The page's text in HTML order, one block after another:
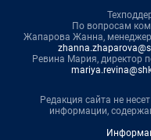
По вопросам
Жапарова Жанна,
Ревина Мария, директор
Редакция сайта не
информации,